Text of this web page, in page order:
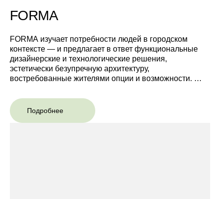
FORMA
FORMA изучает потребности людей в городском
контексте — и предлагает в ответ функциональные
дизайнерские и технологические решения,
эстетически безупречную архитектуру,
востребованные жителями опции и возможности.
В проектах FORMA нет лишнего или случайного —
каждый штрих продуман, каждый элемент оправдан.
Именно так создаётся гармония, которую вы будете
Подробнее